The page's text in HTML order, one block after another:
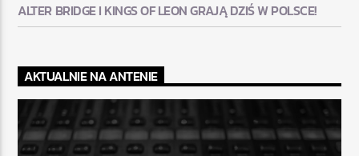
ALTER BRIDGE I KINGS OF LEON GRAJĄ DZIŚ W POLSCE!
AKTUALNIE NA ANTENIE